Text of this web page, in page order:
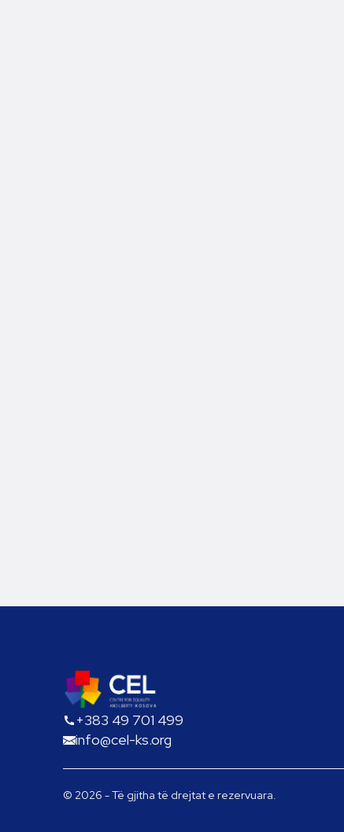
+383 49 701 499
info@cel-ks.org
© 2026 - Të gjitha të drejtat e rezervuara.